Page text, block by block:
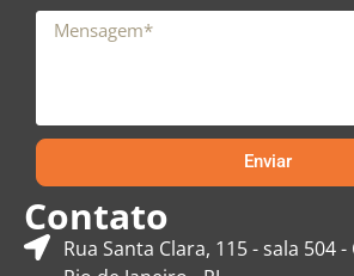
Enviar
Contato
Rua Santa Clara, 115 - sala 504